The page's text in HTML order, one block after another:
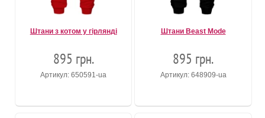
Штани з котом у гірлянді
895 грн.
Артикул: 650591-ua
Штани Beast Mode
895 грн.
Артикул: 648909-ua